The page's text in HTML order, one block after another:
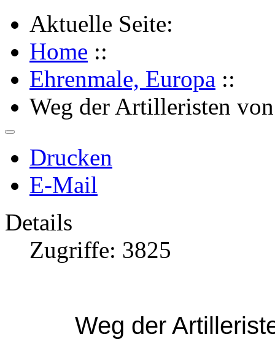
Aktuelle Seite:
Home ::
Ehrenmale, Europa ::
Weg der Artilleristen
Drucken
E-Mail
Details
Zugriffe: 3825
Weg der